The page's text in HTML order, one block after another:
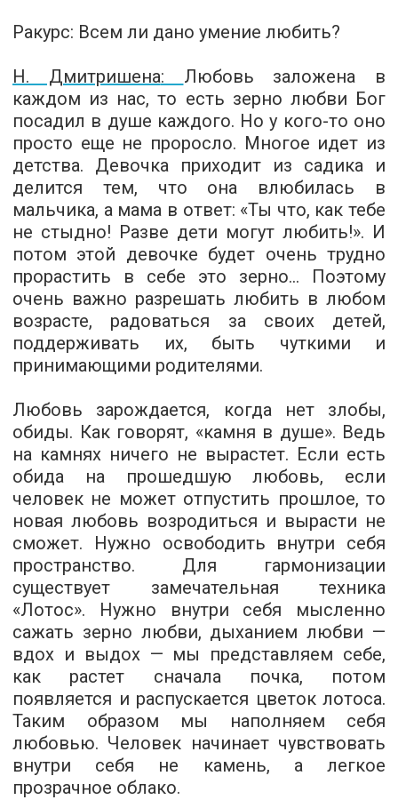
Ракурс: Всем ли дано умение любить?
Н. Дмитришена: Любовь заложена в
каждом из нас, то есть зерно любви Бог
посадил в душе каждого. Но у кого-то оно
просто еще не проросло. Многое идет из
детства. Девочка приходит из садика и
делится тем, что она влюбилась в
мальчика, а мама в ответ: «Ты что, как тебе
не стыдно! Разве дети могут любить!». И
потом этой девочке будет очень трудно
прорастить в себе это зерно… Поэтому
очень важно разрешать любить в любом
возрасте, радоваться за своих детей,
поддерживать их, быть чуткими и
принимающими родителями.
Любовь зарождается, когда нет злобы,
обиды. Как говорят, «камня в душе». Ведь
на камнях ничего не вырастет. Если есть
обида на прошедшую любовь, если
человек не может отпустить прошлое, то
новая любовь возродиться и вырасти не
сможет. Нужно освободить внутри себя
пространство. Для гармонизации
существует замечательная техника
«Лотос». Нужно внутри себя мысленно
сажать зерно любви, дыханием любви —
вдох и выдох — мы представляем себе,
как растет сначала почка, потом
появляется и распускается цветок лотоса.
Таким образом мы наполняем себя
любовью. Человек начинает чувствовать
внутри себя не камень, а легкое
прозрачное облако.